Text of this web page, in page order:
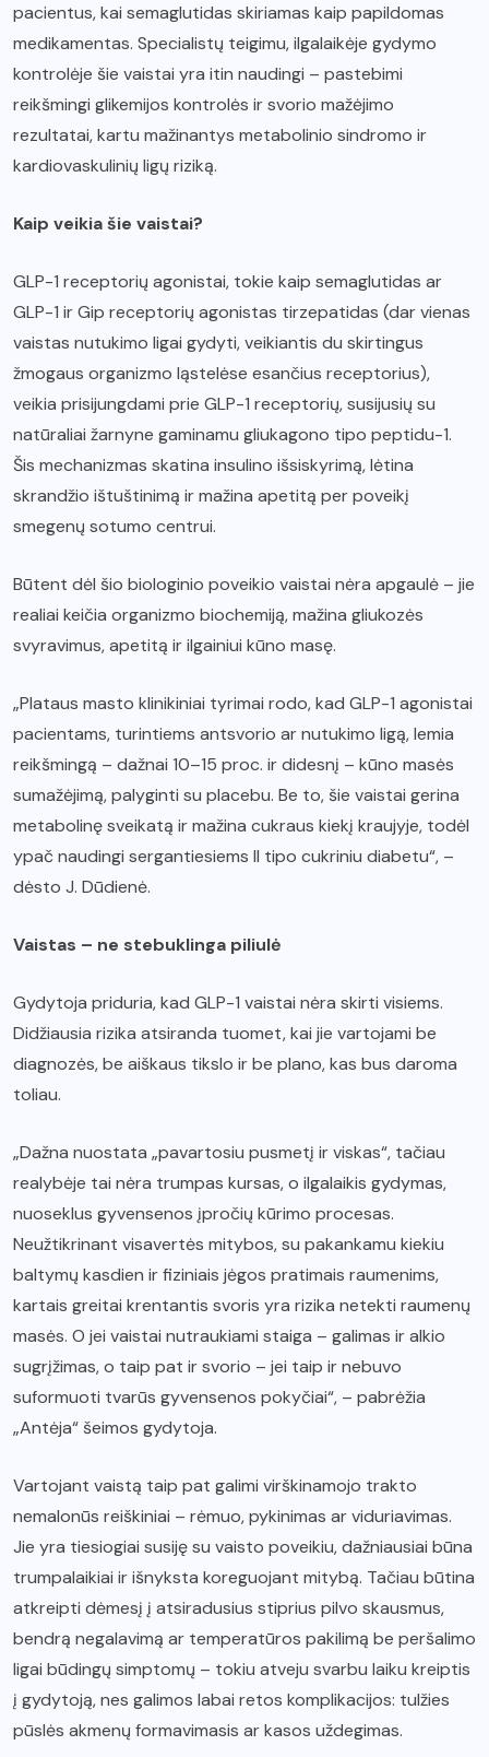
pacientus, kai semaglutidas skiriamas kaip papildomas
medikamentas. Specialistų teigimu, ilgalaikėje gydymo
kontrolėje šie vaistai yra itin naudingi – pastebimi
reikšmingi glikemijos kontrolės ir svorio mažėjimo
rezultatai, kartu mažinantys metabolinio sindromo ir
kardiovaskulinių ligų riziką.
Kaip veikia šie vaistai?
GLP-1 receptorių agonistai, tokie kaip semaglutidas ar
GLP-1 ir Gip receptorių agonistas tirzepatidas (dar vienas
vaistas nutukimo ligai gydyti, veikiantis du skirtingus
žmogaus organizmo ląstelėse esančius receptorius),
veikia prisijungdami prie GLP-1 receptorių, susijusių su
natūraliai žarnyne gaminamu gliukagono tipo peptidu-1.
Šis mechanizmas skatina insulino išsiskyrimą, lėtina
skrandžio ištuštinimą ir mažina apetitą per poveikį
smegenų sotumo centrui.
Būtent dėl šio biologinio poveikio vaistai nėra apgaulė – jie
realiai keičia organizmo biochemiją, mažina gliukozės
svyravimus, apetitą ir ilgainiui kūno masę.
„Plataus masto klinikiniai tyrimai rodo, kad GLP-1 agonistai
pacientams, turintiems antsvorio ar nutukimo ligą, lemia
reikšmingą – dažnai 10–15 proc. ir didesnį – kūno masės
sumažėjimą, palyginti su placebu. Be to, šie vaistai gerina
metabolinę sveikatą ir mažina cukraus kiekį kraujyje, todėl
ypač naudingi sergantiesiems II tipo cukriniu diabetu“, –
dėsto J. Dūdienė.
Vaistas – ne stebuklinga piliulė
Gydytoja priduria, kad GLP-1 vaistai nėra skirti visiems.
Didžiausia rizika atsiranda tuomet, kai jie vartojami be
diagnozės, be aiškaus tikslo ir be plano, kas bus daroma
toliau.
„Dažna nuostata „pavartosiu pusmetį ir viskas“, tačiau
realybėje tai nėra trumpas kursas, o ilgalaikis gydymas,
nuoseklus gyvensenos įpročių kūrimo procesas.
Neužtikrinant visavertės mitybos, su pakankamu kiekiu
baltymų kasdien ir fiziniais jėgos pratimais raumenims,
kartais greitai krentantis svoris yra rizika netekti raumenų
masės. O jei vaistai nutraukiami staiga – galimas ir alkio
sugrįžimas, o taip pat ir svorio – jei taip ir nebuvo
suformuoti tvarūs gyvensenos pokyčiai“, – pabrėžia
„Antėja“ šeimos gydytoja.
Vartojant vaistą taip pat galimi virškinamojo trakto
nemalonūs reiškiniai – rėmuo, pykinimas ar viduriavimas.
Jie yra tiesiogiai susiję su vaisto poveikiu, dažniausiai būna
trumpalaikiai ir išnyksta koreguojant mitybą. Tačiau būtina
atkreipti dėmesį į atsiradusius stiprius pilvo skausmus,
bendrą negalavimą ar temperatūros pakilimą be peršalimo
ligai būdingų simptomų – tokiu atveju svarbu laiku kreiptis
į gydytoją, nes galimos labai retos komplikacijos: tulžies
pūslės akmenų formavimasis ar kasos uždegimas.